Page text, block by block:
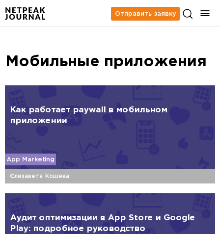
Отправить заявку
Мобильные приложения
Как работает paywall в мобильном
приложении
App Marketing
Єлизавета Кошева
Аудит оптимизации в App Store и Google
Play: подробное руководство